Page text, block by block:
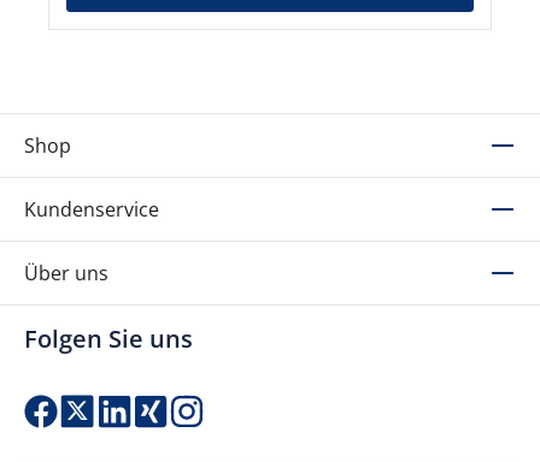
Shop
Kundenservice
Über uns
Folgen Sie uns